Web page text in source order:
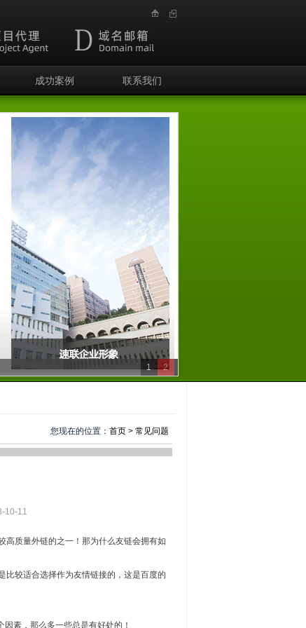
成功案例 联系我们
1 2
您现在的位置： 首页 > 常见问题
10-11
高质量外链的之一！那为什么友链会拥有如
比较适合选择作为友情链接的，这是百度的
素，那么多一些总是有好处的！